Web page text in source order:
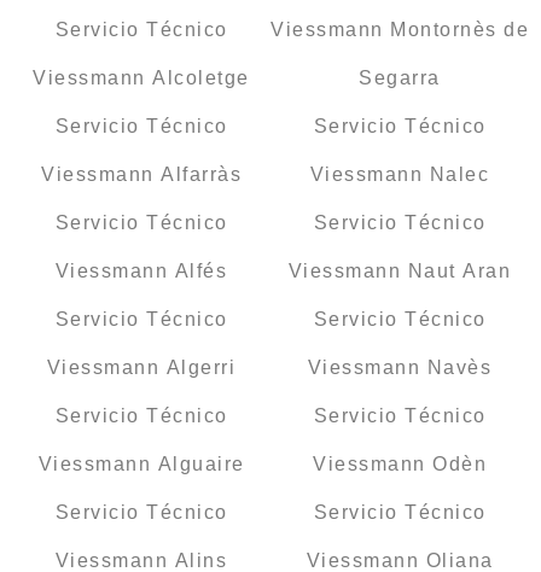
Servicio Técnico
Viessmann Alcoletge
Servicio Técnico
Viessmann Alfarràs
Servicio Técnico
Viessmann Alfés
Servicio Técnico
Viessmann Algerri
Servicio Técnico
Viessmann Alguaire
Servicio Técnico
Viessmann Alins
Viessmann Montornès de
Segarra
Servicio Técnico
Viessmann Nalec
Servicio Técnico
Viessmann Naut Aran
Servicio Técnico
Viessmann Navès
Servicio Técnico
Viessmann Odèn
Servicio Técnico
Viessmann Oliana